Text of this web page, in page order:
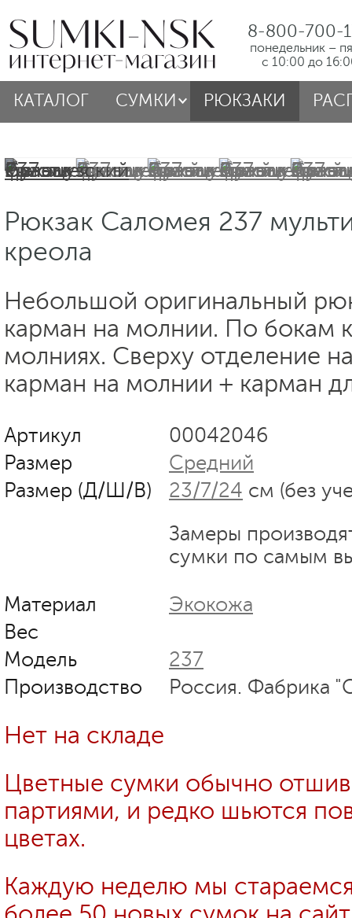
8-800-700-
понедельник –
с 10:00 до
КАТАЛОГ СУМКИ РЮКЗАКИ
Рюкзак Саломея 237
креола
Небольшой оригинальный
карман на молнии. По бокам
молниях. Сверху отделение
карман на молнии + карман
Артикул
00042046
Размер
Средний
Размер (Д/Ш/В)
23/7/24 см (без
Замеры
сумки по самым
Материал
Экокожа
Вес
Модель
237
Производство
Россия. Фабрика
Нет на складе
Цветные сумки обычно
партиями, и редко шьются
цветах.
Каждую неделю мы